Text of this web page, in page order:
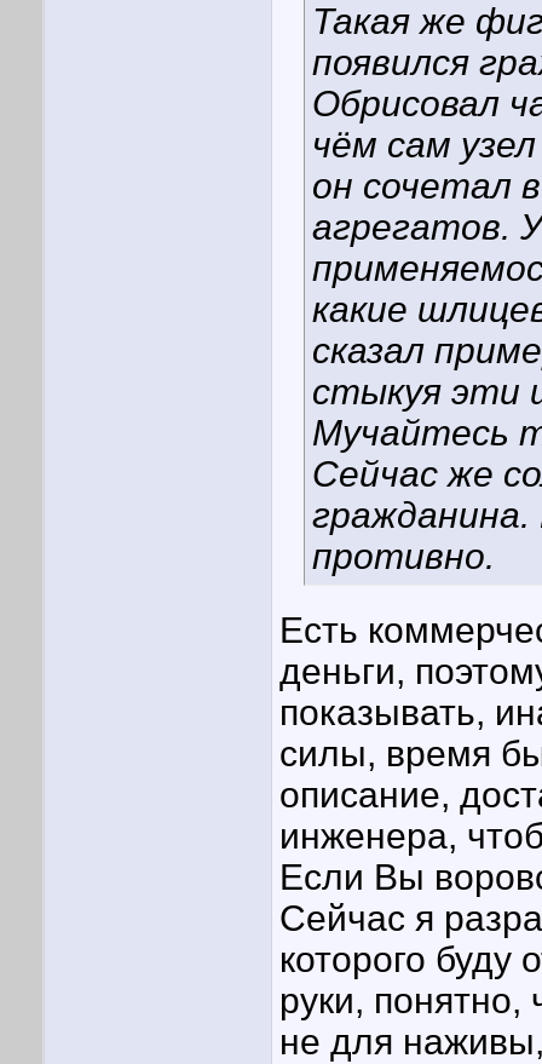
Такая же
появился
Обрисовал
чём сам
он сочетал
агрегатов.
какие
сказал
стыкуя эти
Мучайтесь
Сейчас же
противно.
Есть
деньги,
показывать,
силы, время
описание,
инженера,
Если Вы
Сейчас я
которого буду
руки, понятно,
не для